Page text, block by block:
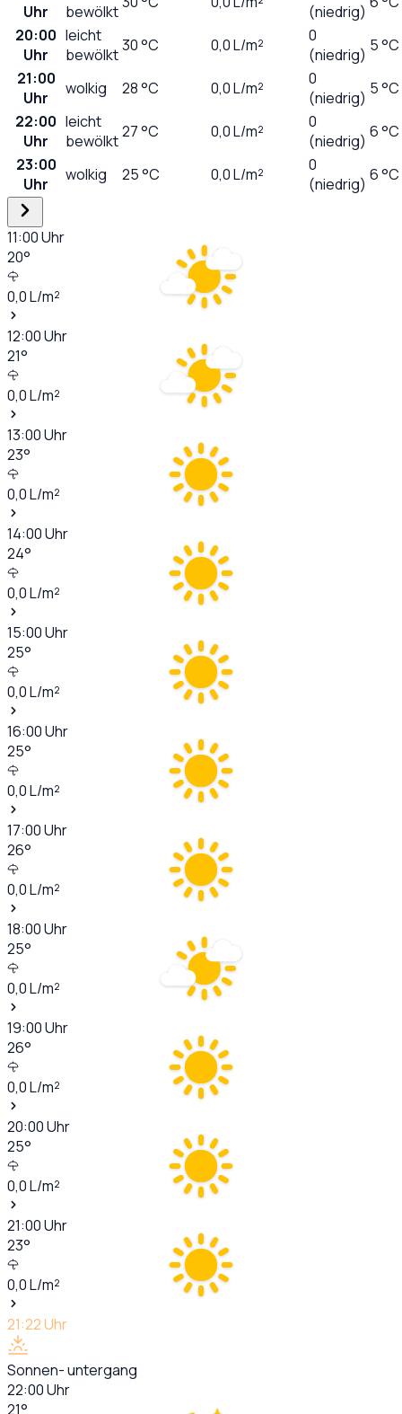
Uhr
bewölkt
(niedrig)
20:00
Uhr
leicht
bewölkt30°C 0,0L/m²
0
(niedrig) 5 °C
21:00
Uhr
wolkig 28°C 0,0L/m²
0
(niedrig) 5 °C
22:00
Uhr
leicht
bewölkt27°C 0,0L/m²
0
(niedrig) 6 °C
23:00
Uhr
wolkig 25°C 0,0L/m²
0
(niedrig) 6 °C
11:00Uhr
20°
0,0L/m²
12:00Uhr
21°
0,0L/m²
13:00Uhr
23°
0,0L/m²
14:00Uhr
24°
0,0L/m²
15:00Uhr
25°
0,0L/m²
16:00Uhr
25°
0,0L/m²
17:00Uhr
26°
0,0L/m²
18:00Uhr
25°
0,0L/m²
19:00Uhr
26°
0,0L/m²
20:00Uhr
25°
0,0L/m²
21:00Uhr
23°
0,0L/m²
21:22Uhr
Sonnen- untergang
22:00Uhr
21°